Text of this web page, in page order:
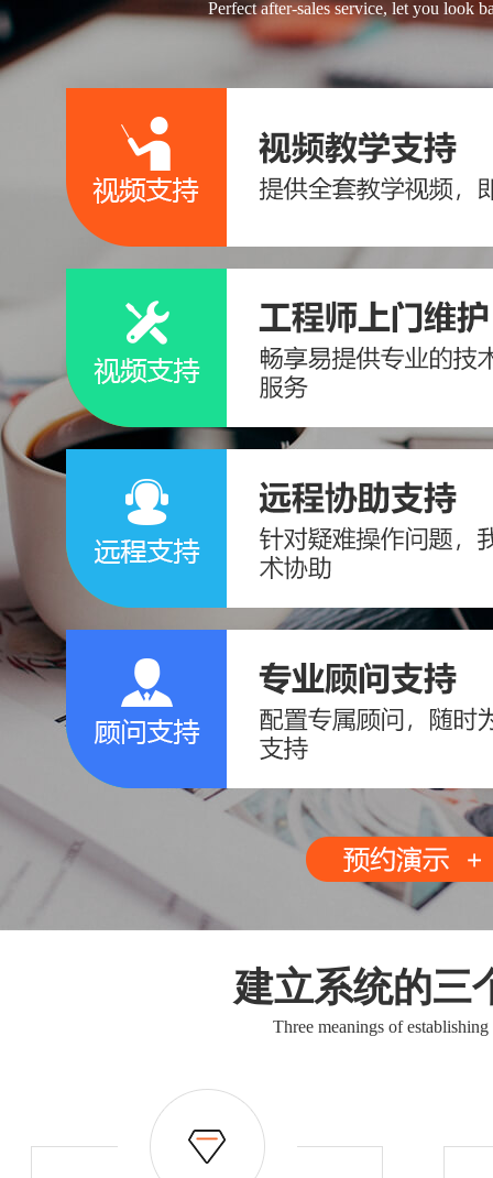
Perfect after-sales service, let you look
建立系统的三
Three meanings of establishing